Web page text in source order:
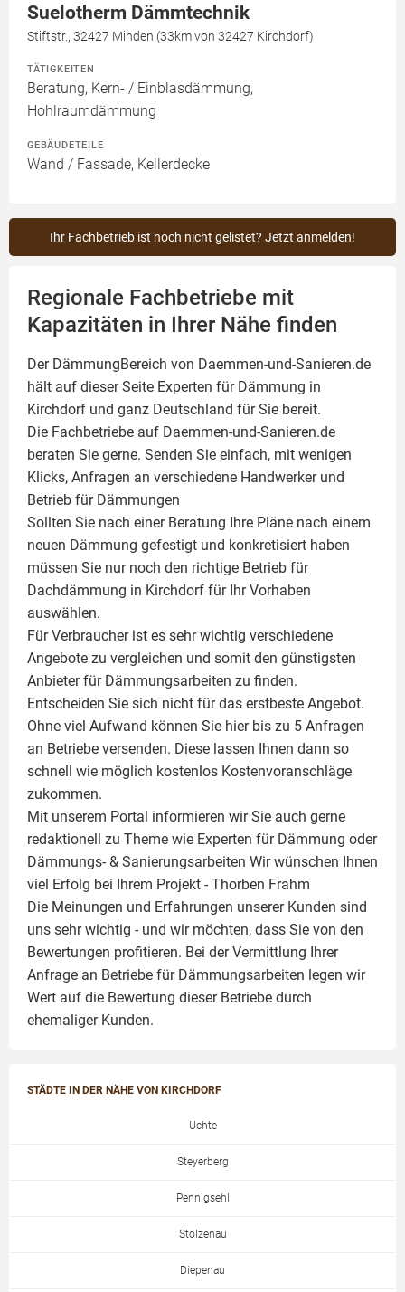
Suelotherm Dämmtechnik
Stiftstr., 32427 Minden (33km von 32427 Kirchdorf)
TÄTIGKEITEN
Beratung, Kern- / Einblasdämmung,
Hohlraumdämmung
GEBÄUDETEILE
Wand / Fassade, Kellerdecke
Ihr Fachbetrieb ist noch nicht gelistet? Jetzt anmelden!
Regionale Fachbetriebe mit
Kapazitäten in Ihrer Nähe finden
Der DämmungBereich von Daemmen-und-Sanieren.de
hält auf dieser Seite Experten für Dämmung in
Kirchdorf und ganz Deutschland für Sie bereit.
Die Fachbetriebe auf Daemmen-und-Sanieren.de
beraten Sie gerne. Senden Sie einfach, mit wenigen
Klicks, Anfragen an verschiedene Handwerker und
Betrieb für Dämmungen
Sollten Sie nach einer Beratung Ihre Pläne nach einem
neuen Dämmung gefestigt und konkretisiert haben
müssen Sie nur noch den richtige Betrieb für
Dachdämmung in Kirchdorf für Ihr Vorhaben
auswählen.
Für Verbraucher ist es sehr wichtig verschiedene
Angebote zu vergleichen und somit den günstigsten
Anbieter für Dämmungsarbeiten zu finden.
Entscheiden Sie sich nicht für das erstbeste Angebot.
Ohne viel Aufwand können Sie hier bis zu 5 Anfragen
an Betriebe versenden. Diese lassen Ihnen dann so
schnell wie möglich kostenlos Kostenvoranschläge
zukommen.
Mit unserem Portal informieren wir Sie auch gerne
redaktionell zu Theme wie Experten für Dämmung oder
Dämmungs- & Sanierungsarbeiten Wir wünschen Ihnen
viel Erfolg bei Ihrem Projekt - Thorben Frahm
Die Meinungen und Erfahrungen unserer Kunden sind
uns sehr wichtig - und wir möchten, dass Sie von den
Bewertungen profitieren. Bei der Vermittlung Ihrer
Anfrage an Betriebe für Dämmungsarbeiten legen wir
Wert auf die Bewertung dieser Betriebe durch
ehemaliger Kunden.
STÄDTE IN DER NÄHE VON KIRCHDORF
Uchte
Steyerberg
Pennigsehl
Stolzenau
Diepenau